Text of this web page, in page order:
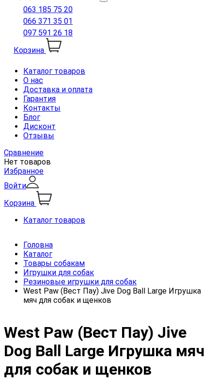
063 185 75 20
066 371 35 01
097 591 26 18
Корзина
Каталог товаров
О нас
Доставка и оплата
Гарантия
Контакты
Блог
Дисконт
Отзывы
Сравнение
Нет товаров
Избранное
Войти
Корзина
Каталог товаров
Головна
Каталог
Товары собакам
Игрушки для собак
Резиновые игрушки для собак
West Paw (Вест Пау) Jive Dog Ball Large Игрушка
мяч для собак и щенков
West Paw (Вест Пау) Jive
Dog Ball Large Игрушка мяч
для собак и щенков